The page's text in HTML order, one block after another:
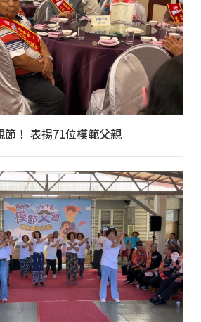
節！ 表揚71位模範父親